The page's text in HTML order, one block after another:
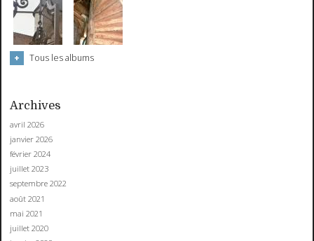
Tous les albums
Archives
avril 2026
janvier 2026
février 2024
juillet 2023
septembre 2022
août 2021
mai 2021
juillet 2020